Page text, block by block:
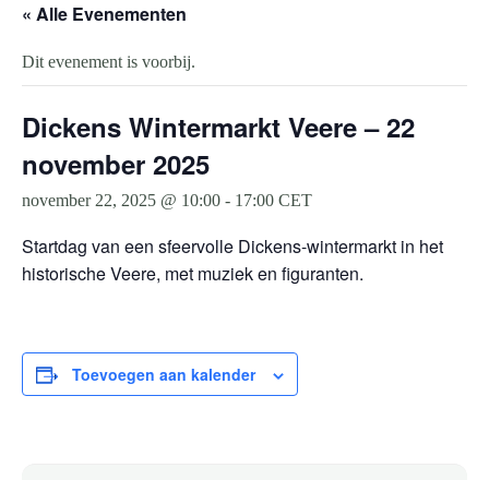
« Alle Evenementen
Dit evenement is voorbij.
Dickens Wintermarkt Veere – 22
november 2025
november 22, 2025 @ 10:00 - 17:00 CET
Startdag van een sfeervolle Dickens-wintermarkt in het
historische Veere, met muziek en figuranten.
Toevoegen aan kalender